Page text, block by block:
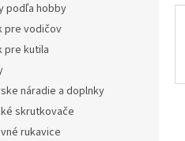
podľa hobby
pre vodičov
pre kutila
náradie a doplnky
skrutkovače
rukavice